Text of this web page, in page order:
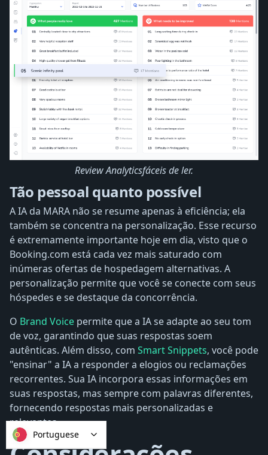
Review Analyticsfáceis de ler.
Tão pessoal quanto possível
A IA da MARA não se resume apenas à eficiência; ela
também se concentra na personalização. Esse recurso
é extremamente importante hoje em dia, visto que o
Booking.com está cada vez mais saturado com
inúmeras ofertas de hospedagem alternativas. A
personalização permite que você se conecte com seus
hóspedes e se destaque da concorrência.
O Brand Voice permite que a IA se adapte ao seu tom
de voz, garantindo que suas respostas soem
autênticas. Além disso, com Smart Snippets, você pode
"ensinar" a IA a responder a elogios ou reclamações
recorrentes. Sua IA incorpora essas informações em
suas respostas, mas sempre com palavras diferentes,
fornecendo respostas mais personalizadas e
relevantes.
Portuguese